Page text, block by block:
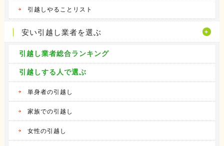
引越しやることリスト
安い引越し業者を選ぶ
引越し業者総合ランキング
引越しする人で選ぶ
単身者の引越し
家族での引越し
女性の引越し